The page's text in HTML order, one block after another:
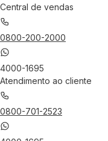
Central de vendas
0800-200-2000
4000-1695
Atendimento ao cliente
0800-701-2523